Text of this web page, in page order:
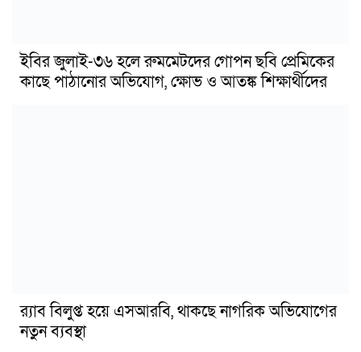
ইবির জুলাই-৩৬ হলে রুমমেটদের গোপন ছবি প্রেমিকের
কাছে পাঠানোর অভিযোগ, ক্ষোভ ও আতঙ্ক শিক্ষার্থীদের
র‍্যাব বিলুপ্ত হয়ে এসআরবি, থাকছে নাগরিক অভিযোগের
নতুন ব্যবস্থা